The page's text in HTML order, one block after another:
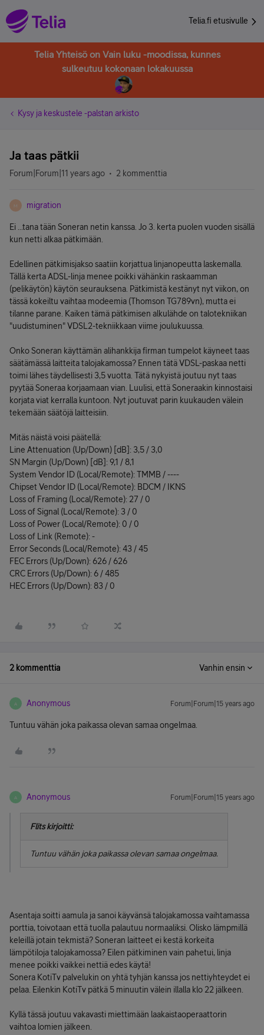
Telia.fi etusivulle
Telia Yhteisö on Vain luku -moodissa, kunnes
sulkeutuu kokonaan lokakuussa
Kysy ja keskustele -palstan arkisto
Ja taas pätkii
Forum|Forum|11 years ago 2 kommenttia
M migration
Ei ...tana tään Soneran netin kanssa. Jo 3. kerta puolen vuoden sisällä
kun netti alkaa pätkimään.
Edellinen pätkimisjakso saatiin korjattua linjanopeutta laskemalla.
Tällä kerta ADSL-linja menee poikki vähänkin raskaamman
(pelikäytön) käytön seurauksena. Pätkimistä kestänyt nyt viikon, on
tässä kokeiltu vaihtaa modeemia (Thomson TG789vn), mutta ei
tilanne parane. Kaiken tämä pätkimisen alkulähde on talotekniikan
"uudistuminen" VDSL2-tekniikkaan viime joulukuussa.
Onko Soneran käyttämän alihankkija firman tumpelot käyneet taas
säätämässä laitteita talojakamossa? Ennen tätä VDSL-paskaa netti
toimi lähes täydellisesti 3,5 vuotta. Tätä nykyistä joutuu nyt taas
pyytää Soneraa korjaamaan vian. Luulisi, että Soneraakin kinnostaisi
korjata viat kerralla kuntoon. Nyt joutuvat parin kuukauden välein
tekemään säätöjä laitteisiin.
Mitäs näistä voisi päätellä:
Line Attenuation (Up/Down) [dB]: 3,5 / 3,0
SN Margin (Up/Down) [dB]: 9,1 / 8,1
System Vendor ID (Local/Remote): TMMB / ----
Chipset Vendor ID (Local/Remote): BDCM / IKNS
Loss of Framing (Local/Remote): 27 / 0
Loss of Signal (Local/Remote): 3 / 0
Loss of Power (Local/Remote): 0 / 0
Loss of Link (Remote): -
Error Seconds (Local/Remote): 43 / 45
FEC Errors (Up/Down): 626 / 626
CRC Errors (Up/Down): 6 / 485
HEC Errors (Up/Down): 83 / 0
2 kommenttia Vanhin ensin
A Anonymous Forum|Forum|15 years ago
Tuntuu vähän joka paikassa olevan samaa ongelmaa.
A Anonymous Forum|Forum|15 years ago
Flits kirjoitti:
Tuntuu vähän joka paikassa olevan samaa ongelmaa.
Asentaja soitti aamula ja sanoi käyvänsä talojakamossa vaihtamassa
porttia, toivotaan että tuolla palautuu normaaliksi. Olisko lämpmillä
keleillä jotain tekmistä? Soneran laitteet ei kestä korkeita
lämpötiloja talojakamossa? Eilen pätkiminen vain pahetui, linja
menee poikki vaikkei nettiä edes käytä!
Sonera KotiTv palvelukin on yhtä tyhjän kanssa jos nettiyhteydet ei
pelaa. Eilenkin KotiTv pätkä 5 minuutin välein illalla klo 22 jälkeen.
Kyllä tässä joutuu vakavasti miettimään laakaistaoperaattorin
vaihtoa lomien jälkeen.